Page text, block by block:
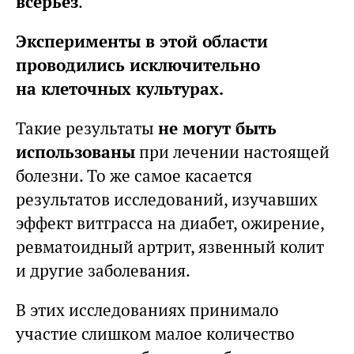
Эксперименты в этой области
проводились исключительно
на клеточных культурах.
Такие результаты не могут быть
использованыпри лечении настоящей
болезни. То же самое касается
результатов исследований, изучавших
эффект витграсса на диабет, ожирение,
ревматоидный артрит, язвенный колит
и другие заболевания.
В этих исследованиях принимало
участие слишком малое количество